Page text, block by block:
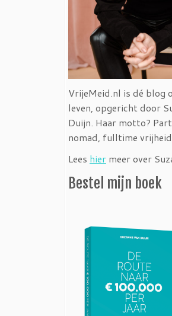
VrijeMeid.nl is dé blog
leven, opgericht door
Duijn. Haar motto?
nomad, fulltime
Lees hier meer over
Bestel mijn boek